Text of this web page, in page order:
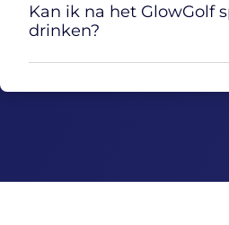
Kan ik na het GlowGolf
drinken?